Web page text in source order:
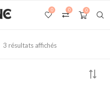
0
0
0
3 résultats affichés